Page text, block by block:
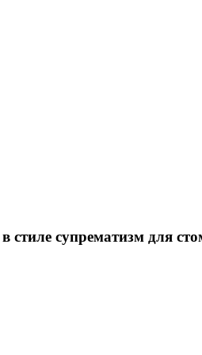
стиле супрематизм для